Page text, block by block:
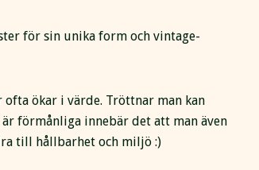
för sin unika form och vintage-
ökar i värde. Tröttnar man kan
förmånliga innebär det att man även
till hållbarhet och miljö :)